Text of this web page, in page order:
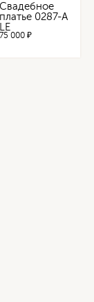
Свадебное
платье 0287-А
LE
75 000 ₽